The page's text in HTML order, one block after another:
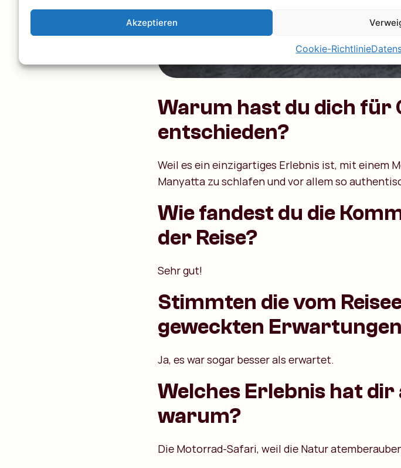
Akzeptieren
Cookie-Richtlinie
Warum hast du dich für
entschieden?
Weil es ein einzigartiges Erlebnis ist, mit einem
Manyatta zu schlafen und vor allem so
Wie fandest du die
der Reise?
Sehr gut!
Stimmten die vom
geweckten
Ja, es war sogar besser als erwartet.
Welches Erlebnis hat
warum?
Die Motorrad-Safari, weil die Natur